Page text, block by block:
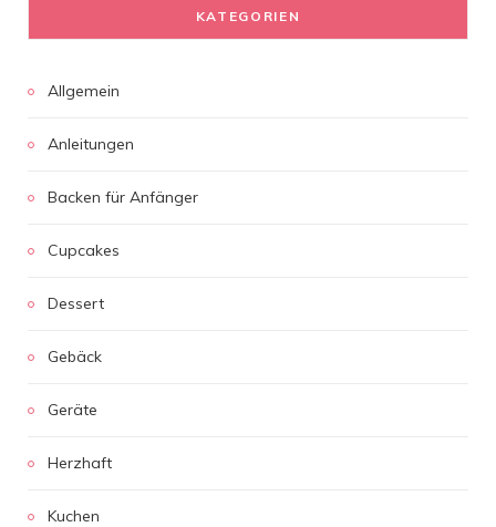
KATEGORIEN
Allgemein
Anleitungen
Backen für Anfänger
Cupcakes
Dessert
Gebäck
Geräte
Herzhaft
Kuchen